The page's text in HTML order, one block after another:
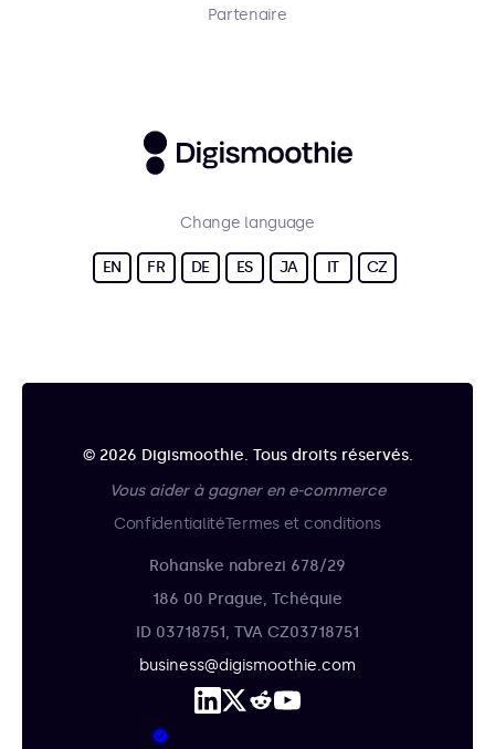
Partenaire
Change language
EN FR DE ES JA IT CZ
© 2026 Digismoothie. Tous droits réservés.
Vous aider à gagner en e-commerce
ConfidentialitéTermes et conditions
Rohanske nabrezi 678/29
186 00 Prague, Tchéquie
ID 03718751, TVA CZ03718751
business@digismoothie.com